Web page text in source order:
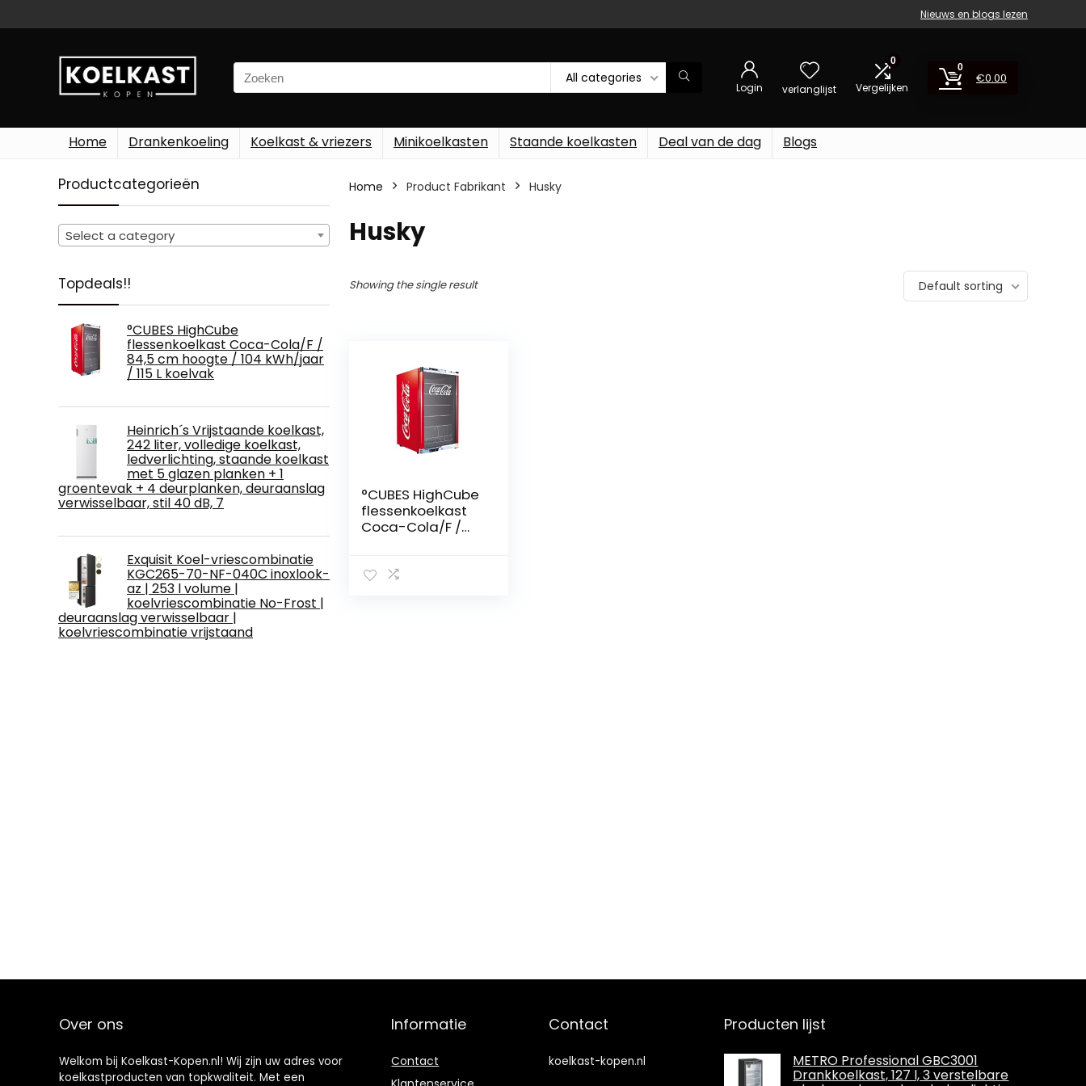
Nieuws en blogs lezen
Search
for:
All categories
Login verlanglijst
0
Vergelijken
0
€0.00
Home Drankenkoeling Koelkast & vriezers Minikoelkasten Staande koelkasten Deal van de dag Blogs
Productcategorieën
Select a category
Topdeals!!
°CUBES HighCube
flessenkoelkast Coca-Cola/F /
84,5 cm hoogte / 104 kWh/jaar
/ 115 L koelvak
Heinrich´s Vrijstaande koelkast,
242 liter, volledige koelkast,
ledverlichting, staande koelkast
met 5 glazen planken + 1
groentevak + 4 deurplanken, deuraanslag
verwisselbaar, stil 40 dB, 7
Exquisit Koel-vriescombinatie
KGC265-70-NF-040C inoxlook-
az | 253 l volume |
koelvriescombinatie No-Frost |
deuraanslag verwisselbaar |
koelvriescombinatie vrijstaand
Home Product Fabrikant ‎Husky
‎Husky
Showing the single result Default sorting
°CUBES HighCube
flessenkoelkast
Coca-Cola/F /
L koelvak
Over ons
Welkom bij Koelkast-Kopen.nl! Wij zijn uw adres voor
koelkastproducten van topkwaliteit. Met een
Informatie
Contact
Contact
koelkast-kopen.nl
Producten lijst
METRO Professional GBC3001
Drankkoelkast, 127 l, 3 verstelbare